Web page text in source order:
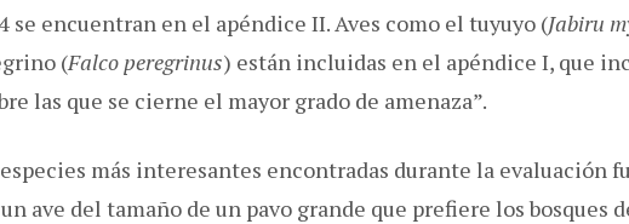
se encuentran en el apéndice II. Aves como el tuyuyo (Jabiru
(Falco peregrinus) están incluidas en el apéndice I, que
las que se cierne el mayor grado de amenaza”.
especies más interesantes encontradas durante la evaluación
ave del tamaño de un pavo grande que prefiere los bosques